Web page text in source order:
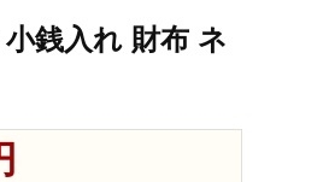
銭入れ 財布 ネ